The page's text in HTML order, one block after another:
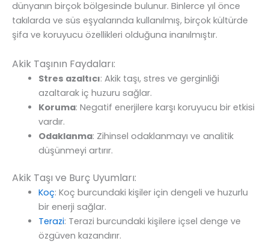
dünyanın birçok bölgesinde bulunur. Binlerce yıl önce
takılarda ve süs eşyalarında kullanılmış, birçok kültürde
şifa ve koruyucu özellikleri olduğuna inanılmıştır.
Akik Taşının Faydaları:
Stres azaltıcı: Akik taşı, stres ve gerginliği
azaltarak iç huzuru sağlar.
Koruma: Negatif enerjilere karşı koruyucu bir etkisi
vardır.
Odaklanma: Zihinsel odaklanmayı ve analitik
düşünmeyi artırır.
Akik Taşı ve Burç Uyumları:
Koç: Koç burcundaki kişiler için dengeli ve huzurlu
bir enerji sağlar.
Terazi: Terazi burcundaki kişilere içsel denge ve
özgüven kazandırır.